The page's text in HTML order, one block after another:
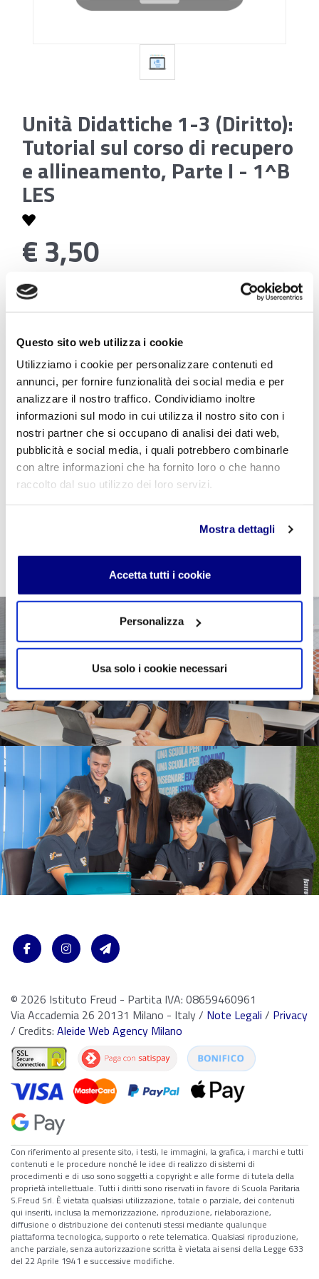
Questo sito web utilizza i cookie
Utilizziamo i cookie per personalizzare contenuti ed
annunci, per fornire funzionalità dei social media e per
analizzare il nostro traffico. Condividiamo inoltre
informazioni sul modo in cui utilizza il nostro sito con i
nostri partner che si occupano di analisi dei dati web,
pubblicità e social media, i quali potrebbero combinarle
con altre informazioni che ha fornito loro o che hanno
raccolto dal suo utilizzo dei loro servizi.
Mostra dettagli
Accetta tutti i cookie
Personalizza
Usa solo i cookie necessari
Unità Didattiche 1-3 (Diritto):
Tutorial sul corso di recupero
e allineamento, Parte I - 1^B
LES
€ 3,50
Codice:
Unità Didattiche 1-3 (Diritto): Tutorial sul corso
di recupero e allineamento, Parte I - 1^B LES
Se sei studente della scuola utilizza il coupon
"CPVIDEOPILLOLA " in fase di checkout per azzerare
il costo della VideoPillola
AGGIUNGI AL CARRELLO
© 2026 Istituto Freud - Partita IVA: 08659460961
Via Accademia 26 20131 Milano - Italy / Note Legali / Privacy
/ Credits: Aleide Web Agency Milano
Con riferimento al presente sito, i testi, le immagini, la grafica, i marchi e tutti
contenuti e le procedure nonché le idee di realizzo di sistemi di
procedimenti e di uso sono soggetti a copyright e alle forme di tutela della
proprietà intellettuale. Tutti i diritti sono riservati in favore di Scuola Paritaria
S.Freud Srl. È vietata qualsiasi utilizzazione, totale o parziale, dei contenuti
qui inseriti, inclusa la memorizzazione, riproduzione, rielaborazione,
diffusione o distribuzione dei contenuti stessi mediante qualunque
piattaforma tecnologica, supporto o rete telematica. Qualsiasi riproduzione,
anche parziale, senza autorizzazione scritta è vietata ai sensi della Legge 633
del 22 Aprile 1941 e successive modifiche.